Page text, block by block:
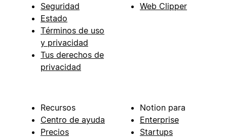
Seguridad
Estado
Términos de uso
y privacidad
Tus derechos de
privacidad
Web Clipper
Recursos
Centro de ayuda
Precios
Notion para
Enterprise
Startups